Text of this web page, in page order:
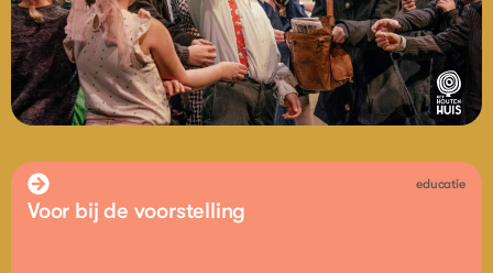
Voor bij de voorstelling
educatie